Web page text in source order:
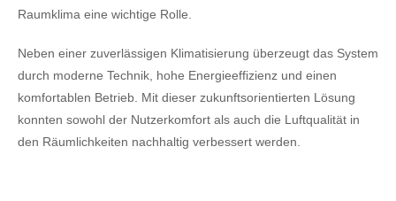
Raumklima eine wichtige Rolle.
Neben einer zuverlässigen Klimatisierung überzeugt das System
durch moderne Technik, hohe Energieeffizienz und einen
komfortablen Betrieb. Mit dieser zukunftsorientierten Lösung
konnten sowohl der Nutzerkomfort als auch die Luftqualität in
den Räumlichkeiten nachhaltig verbessert werden.